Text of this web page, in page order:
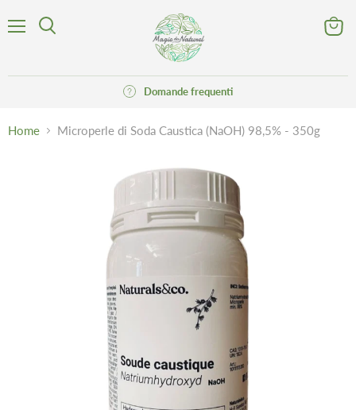
Domande frequenti
Home Microperle di Soda Caustica (NaOH) 98,5% - 350g